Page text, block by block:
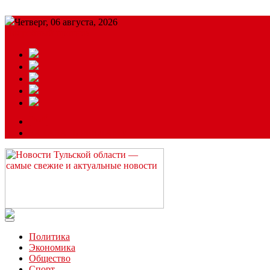
Четверг, 06 августа, 2026
Читайте последние новости дня в Тульской области на сайте
Политика
Экономика
Общество